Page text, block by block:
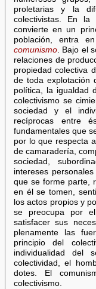
proletarias y la
colectivistas. En la
convierte en un
población, entra
comunismo. Bajo el
relaciones de
propiedad colectiva
de toda explotación
política, la igualdad
colectivismo se
sociedad y el
recíprocas entre
fundamentales que
por lo que respecta
de camaradería,
sociedad,
intereses
que se forme parte,
en él se tomen,
los actos propios y
se preocupa por
satisfacer sus
plenamente las
principio del
individualidad del
colectividad, el
dotes. El
colectivismo.